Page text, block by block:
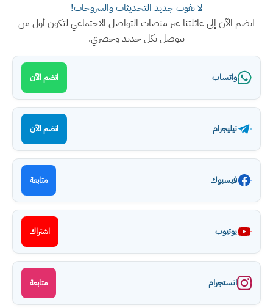
لا تفوت جديد التحديثات والشروحات!
انضم الآن إلى عائلتنا عبر منصات التواصل الاجتماعي لتكون أول من
يتوصل بكل جديد وحصري.
واتساب انضم الآن
تيليجرام انضم الآن
فيسبوك متابعة
يوتيوب اشتراك
انستجرام متابعة